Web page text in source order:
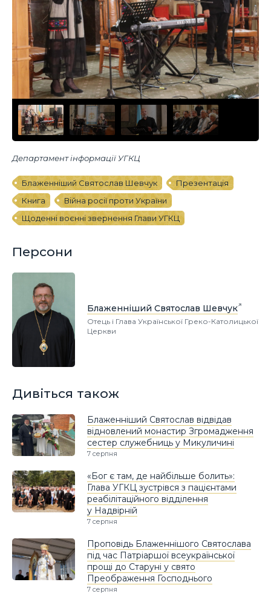
Департамент інформації УГКЦ
Блаженніший Святослав Шевчук
Презентація
Книга
Війна росії проти України
Щоденні воєнні звернення Глави УГКЦ
Персони
Блаженніший Святослав Шевчук
Отець і Глава Української Греко-Католицької
Церкви
Дивіться також
Блаженніший Святослав відвідав
відновлений монастир Згромадження
сестер служебниць у Микуличині
7 серпня
«Бог є там, де найбільше болить»:
Глава УГКЦ зустрівся з пацієнтами
реабілітаційного відділення
у Надвірній
7 серпня
Проповідь Блаженнішого Святослава
під час Патріаршої всеукраїнської
прощі до Старуні у свято
Преображення Господнього
7 серпня